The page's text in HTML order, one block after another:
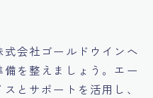
会社ゴールドウインへ
を整えましょう。エー
とサポートを活用し、